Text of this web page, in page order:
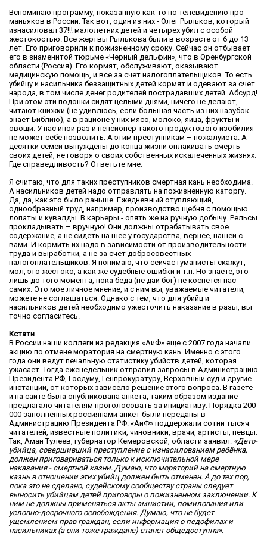
Вспоминаю программу, показанную как-то по телевидению про
маньяков в России. Так вот, один из них - Олег Рыльков, который
изнасиловал 37!!! малолетних детей и четырех убил с особой
жестокостью. Все жертвы Рылькова были в возрасте от 6 до 13
лет. Его приговорили к пожизненному сроку. Сейчас он отбывает
его в знаменитой тюрьме «Черный дельфин», что в Оренбургской
области (Россия). Его кормят, обслуживают, оказывают
медицинскую помощь, и все за счет налогоплательщиков. То есть
убийцу и насильника беззащитных детей кормят и одевают за счет
народа, в том числе денег родителей пострадавших детей. Абсурд!
При этом эти подонки сидят целыми днями, ничего не делают,
читают книжки (не удивлюсь, если большая часть из них назубок
знает Библию), а в рационе у них мясо, молоко, яйца, фрукты и
овощи. У нас иной раз и пенсионер такого продуктового изобилия
не может себе позволить. А этим преступникам – пожалуйста. А
десятки семей вынуждены до конца жизни оплакивать смерть
своих детей, не говоря о своих собственных искалеченных жизнях.
Где справедливость? Ответьте мне.
Я считаю, что для таких преступников смертная кань необходима.
А насильников детей надо отправлять на пожизненную каторгу.
Да, да, как это было раньше. Ежедневный отупляющий,
однообразный труд, например, производство щебня с помощью
лопаты и кувалды. В карьеры - опять же на ручную добычу. Рельсы
прокладывать – вручную! Они должны отрабатывать свое
содержание, а не сидеть на шее у государства, вернее, нашей с
вами. И кормить их надо в зависимости от производительности
труда и выработки, а не за счет добросовестных
налогоплательщиков. Я понимаю, что сейчас гуманисты скажут,
мол, это жестоко, а как же судебные ошибки и т.п. Но знаете, это
лишь до того момента, пока беда (не дай бог) не коснется нас
самих. Это мое личное мнение, и с ним вы, уважаемые читатели,
можете не соглашаться. Однако с тем, что для убийц и
насильников детей необходимо ужесточить наказание в разы, вы
точно согласитесь.
Кстати
В России наши коллеги из редакция «АиФ» еще с 2007 года начали
акцию по отмене моратория на смертную кань. Именно с этого
года они ведут печальную статистику убийств детей, которая
ужасает. Тогда еженедельник отправил запросы в Администрацию
Президента РФ, Госдуму, Ген­прокуратуру, Верховный суд и другие
инстанции, от которых зависело решение этого вопроса. В газете
и на сайте была опубликована анкета, таким образом издание
предлагало читателям проголосовать за инициативу. Порядка 200
000 заполненных россиянами анкет были переданы в
Администрацию Президента РФ. «АиФ» поддержали сотни тысяч
читателей, известные политики, чиновники, врачи, артисты, певцы.
Так, Аман Тулеев, губернатор Кемеровской, области заявил: «Дето­
убийца, совершивший преступление с изнасилованием ребёнка,
должен приговариваться только к исключительной мере
наказания - смертной казни. Думаю, что мораторий на смертную
казнь в отношении этих убийц должен быть отменен. А до тех пор,
пока это не сделано, судейскому сообществу страны следует
выносить убийцам детей приговоры о пожизненном заключении. К
ним не должны применяться акты амнистии, помилования или
условно-досрочного освобождения. Думаю, что не будет
ущемлением прав граждан, если информация о педофилах и
насильниках (а они тоже граждане) станет общедоступна».